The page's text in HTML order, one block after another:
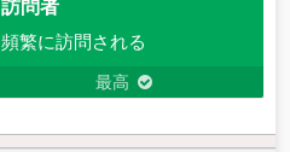
訪問者
頻繁に訪問される
最高